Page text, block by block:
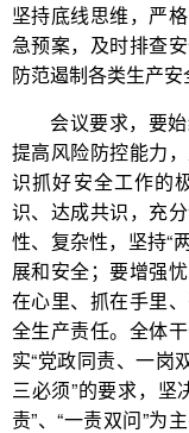
坚持底线思维，严
急预案，及时排查
防范遏制各类生产安
会议要求，要
提高风险防控能力
识抓好安全工作的
识、达成共识，充
性、复杂性，坚持“
展和安全；要增强
在心里、抓在手里
全生产责任。全体
实“党政同责、一岗
三必须”的要求，坚
责”、“一责双问”为